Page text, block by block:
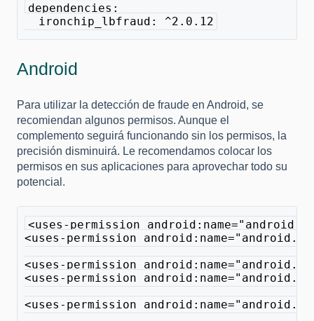
dependencies:
  ironchip_lbfraud: ^2.0.12
Android
Para utilizar la detección de fraude en Android, se
recomiendan algunos permisos. Aunque el
complemento seguirá funcionando sin los permisos, la
precisión disminuirá. Le recomendamos colocar los
permisos en sus aplicaciones para aprovechar todo su
potencial.
<uses-permission
<uses-permission
<uses-permission
<uses-permission
<uses-permission